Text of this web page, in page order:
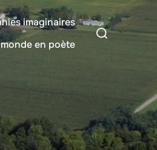
imaginaires
en poète
Rechercher :